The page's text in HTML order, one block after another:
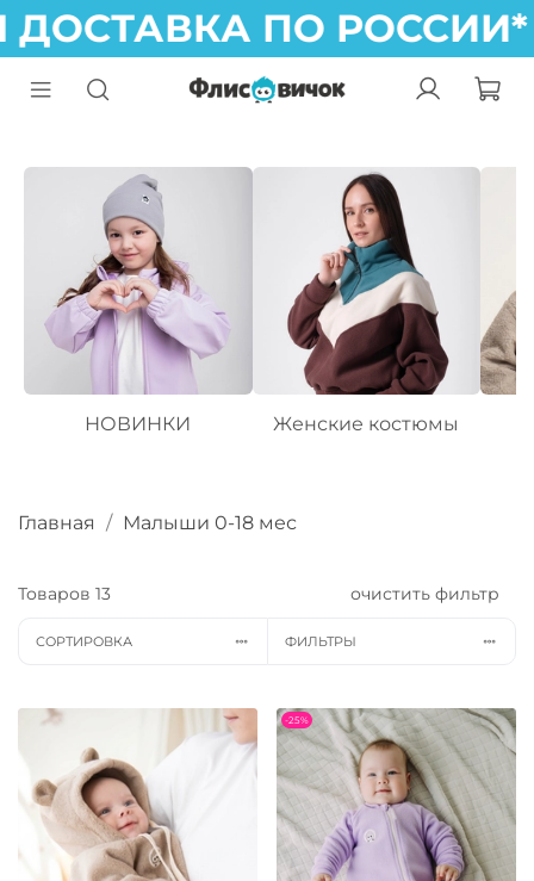
ПО
НОВИНКИ Женские костюмы
Главная Малыши 0-18 мес
Товаров 13 очистить фильтр
СОРТИРОВКА ФИЛЬТРЫ
-25%